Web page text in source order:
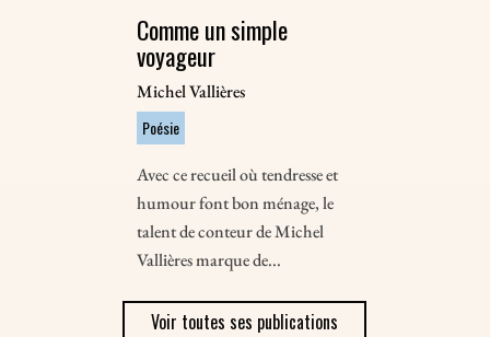
Comme un simple
voyageur
Michel Vallières
Poésie
Avec ce recueil où tendresse et
humour font bon ménage, le
talent de conteur de Michel
Vallières marque de...
Voir toutes ses publications